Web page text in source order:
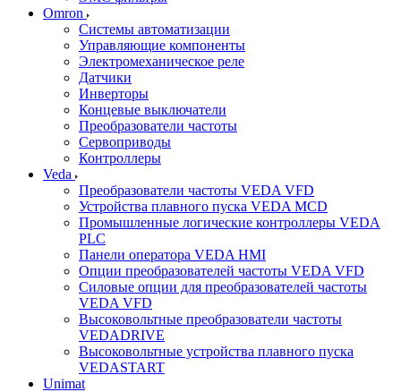
Omron
Системы автоматизации
Управляющие компоненты
Электромеханическое реле
Датчики
Инверторы
Концевые выключатели
Преобразователи частоты
Сервоприводы
Контроллеры
Veda
Преобразователи частоты VEDA VFD
Устройства плавного пуска VEDA MCD
Промышленные логические контроллеры VEDA
PLC
Панели оператора VEDA HMI
Опции преобразователей частоты VEDA VFD
Силовые опции для преобразователей частоты
VEDA VFD
Высоковольтные преобразователи частоты
VEDADRIVE
Высоковольтные устройства плавного пуска
VEDASTART
Unimat